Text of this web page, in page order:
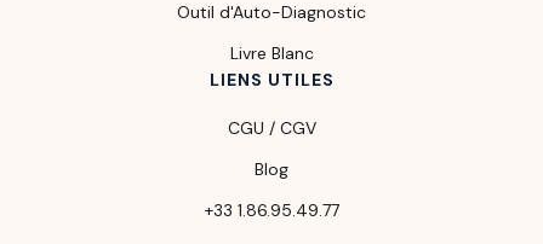
Outil d'Auto-Diagnostic
Livre Blanc
LIENS UTILES
CGU / CGV
Blog
+33 1.86.95.49.77